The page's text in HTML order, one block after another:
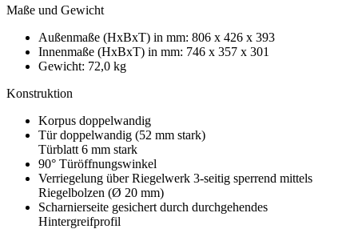
Maße und Gewicht
Außenmaße (HxBxT) in mm: 806 x 426 x 393
Innenmaße (HxBxT) in mm: 746 x 357 x 301
Gewicht: 72,0 kg
Konstruktion
Korpus doppelwandig
Tür doppelwandig (52 mm stark)
Türblatt 6 mm stark
90° Türöffnungswinkel
Verriegelung über Riegelwerk 3-seitig sperrend mittels
Riegelbolzen (Ø 20 mm)
Scharnierseite gesichert durch durchgehendes
Hintergreifprofil